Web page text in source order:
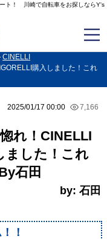
ト！ 川崎で自転車をお探しならY's
CINELLI
購入しました！これ
2025/01/17 00:00 7,166
れ！CINELLI
ました！これ
石田
by: 石田
！